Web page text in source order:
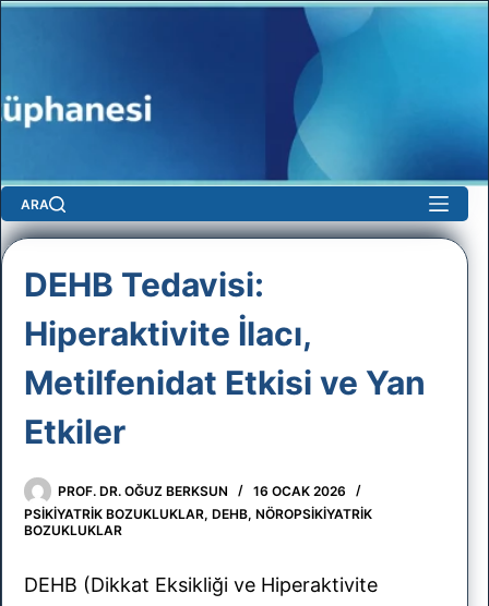
Skip
results
ARA
DEHB Tedavisi:
Hiperaktivite İlacı,
Metilfenidat Etkisi ve Yan
Etkiler
PROF. DR. OĞUZ BERKSUN
16 OCAK 2026
PSIKIYATRIK BOZUKLUKLAR, DEHB, NÖROPSIKIYATRIK
BOZUKLUKLAR
DEHB (Dikkat Eksikliği ve Hiperaktivite